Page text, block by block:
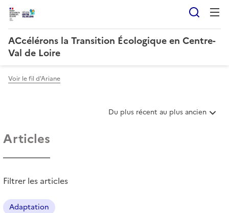
ACcélérons la Transition Écologique en Centre-
Val de Loire
Voir le fil d'Ariane
T
Du plus récent au plus ancien
Articles
Filtrer les articles
Adaptation